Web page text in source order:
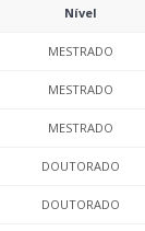
Nível
MESTRADO
MESTRADO
MESTRADO
DOUTORADO
DOUTORADO